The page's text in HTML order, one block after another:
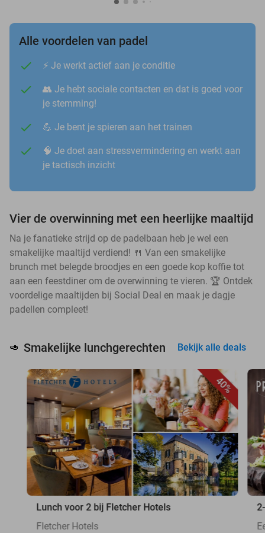
Alle voordelen van padel
⚡️ Je werkt actief aan je conditie
👥 Je hebt sociale contacten en dat is goed voor
je stemming!
💪 Je bent je spieren aan het trainen
🧠 Je doet aan stressvermindering en werkt aan
je tactisch inzicht
Vier de overwinning met een heerlijke maaltijd
Na je fanatieke strijd op de padelbaan heb je wel een
smakelijke maaltijd verdiend! 🍴 Van een smakelijke
brunch met belegde broodjes en een goede kop koffie tot
aan een feestdiner om de overwinning te vieren. 🏆 Ontdek
voordelige maaltijden bij Social Deal en maak je dagje
padellen compleet!
🥑 Smakelijke lunchgerechten Bekijk alle deals
40%
Lunch voor 2 bij Fletcher Hotels
Fletcher Hotels